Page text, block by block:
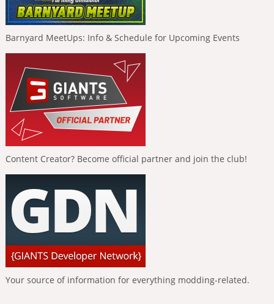
Barnyard MeetUps: Info & Schedule for Upcoming Events
Content Creator? Become official partner and join the club!
Your source of information for everything modding-related.